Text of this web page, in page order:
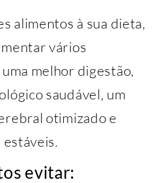
alimentos à sua dieta,
vários
melhor digestão,
saudável, um
otimizado e
evitar: